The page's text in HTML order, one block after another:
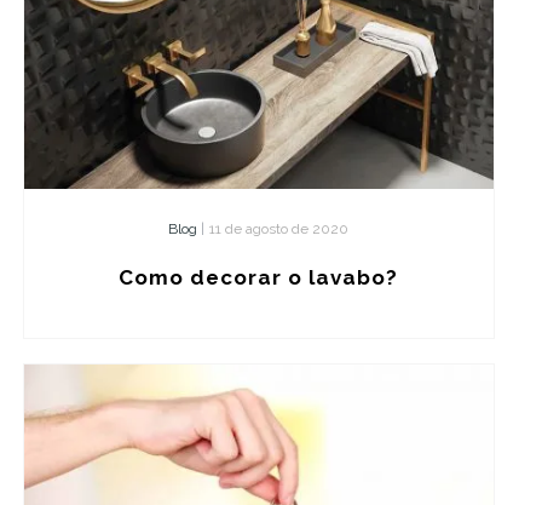
Blog 11 de agosto de 2020
Como decorar o lavabo?